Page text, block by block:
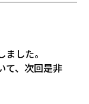
した。
て、次回是非